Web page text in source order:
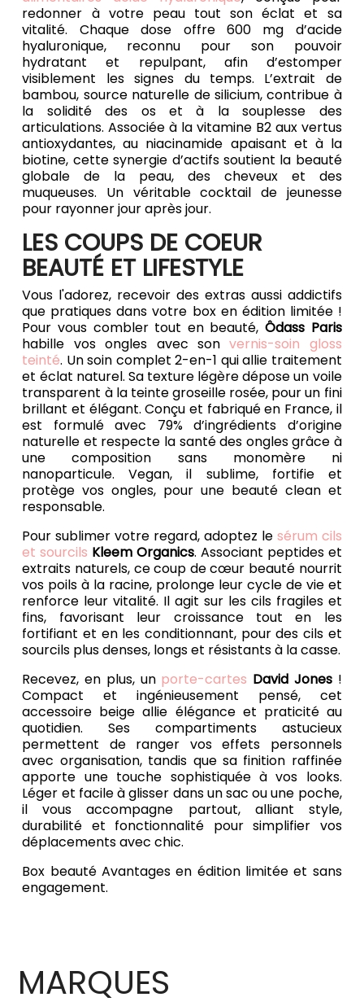
redonner à votre peau tout son éclat et sa
vitalité. Chaque dose offre 600 mg d’acide
hyaluronique, reconnu pour son pouvoir
hydratant et repulpant, afin d’estomper
visiblement les signes du temps. L’extrait de
bambou, source naturelle de silicium, contribue à
la solidité des os et à la souplesse des
articulations. Associée à la vitamine B2 aux vertus
antioxydantes, au niacinamide apaisant et à la
biotine, cette synergie d’actifs soutient la beauté
globale de la peau, des cheveux et des
muqueuses. Un véritable cocktail de jeunesse
pour rayonner jour après jour.
LES COUPS DE COEUR
BEAUTÉ ET LIFESTYLE
Vous l'adorez, recevoir des extras aussi addictifs
que pratiques dans votre box en édition limitée !
Pour vous combler tout en beauté,Ôdass Paris
habille vos ongles avec sonvernis-soin gloss
teinté. Un soin complet 2-en-1 qui allie traitement
et éclat naturel. Sa texture légère dépose un voile
transparent à la teinte groseille rosée, pour un fini
brillant et élégant. Conçu et fabriqué en France, il
est formulé avec 79% d’ingrédients d’origine
naturelle et respecte la santé des ongles grâce à
une composition sans monomère ni
nanoparticule. Vegan, il sublime, fortifie et
protège vos ongles, pour une beauté clean et
responsable.
Pour sublimer votre regard, adoptez le sérum cils
et sourcils Kleem Organics. Associant peptides et
extraits naturels, ce coup de cœur beauté nourrit
vos poils à la racine, prolonge leur cycle de vie et
renforce leur vitalité. Il agit sur les cils fragiles et
fins, favorisant leur croissance tout en les
fortifiant et en les conditionnant, pour des cils et
sourcils plus denses, longs et résistants à la casse.
Recevez, en plus, un porte-cartes David Jones!
Compact et ingénieusement pensé, cet
accessoire beige allie élégance et praticité au
quotidien. Ses compartiments astucieux
permettent de ranger vos effets personnels
avec organisation, tandis que sa finition raffinée
apporte une touche sophistiquée à vos looks.
Léger et facile à glisser dans un sac ou une poche,
il vous accompagne partout, alliant style,
durabilité et fonctionnalité pour simplifier vos
déplacements avec chic.
Box beauté Avantages en édition limitée et sans
engagement.
MARQUES